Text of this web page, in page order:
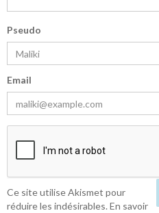
Pseudo
Email
Ce site utilise Akismet pour
réduire les indésirables.En savoir